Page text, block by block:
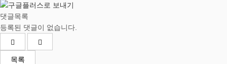
댓글목록
등록된 댓글이 없습니다.
목록